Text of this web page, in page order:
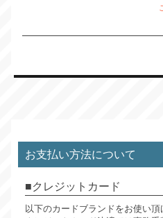
お支払い方法について
クレジットカード
以下のカードブランドをお使い頂